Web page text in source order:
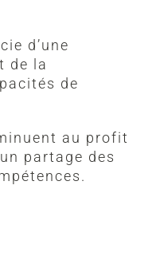
d’une
de la
de
au profit
partage des